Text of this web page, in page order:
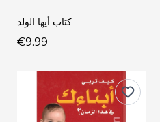
كتاب أيها الولد
€9.99